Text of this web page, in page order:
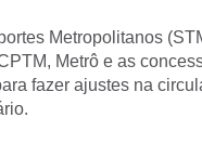
Metropolitanos
Metrô e as
fazer ajustes na